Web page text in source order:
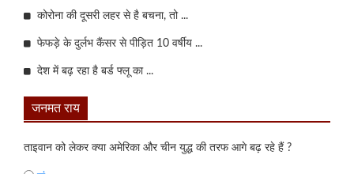
कोरोना की दूसरी लहर से है बचना, तो ...
फेफड़े के दुर्लभ कैंसर से पीड़ित 10 वर्षीय ...
देश में बढ़ रहा है बर्ड फ्लू का ...
जनमत राय
ताइवान को लेकर क्या अमेरिका और चीन युद्ध की तरफ आगे बढ़ रहे हैं ?